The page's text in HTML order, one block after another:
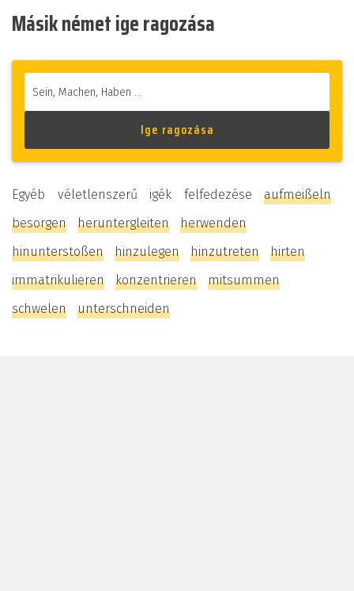
Másik német ige ragozása
Egyéb véletlenszerű igék felfedezése aufmeißeln
besorgen
heruntergleiten
herwenden
hinunterstoßen
hinzulegen hinzutreten
hirten
immatrikulieren
konzentrieren
mitsummen
schwelen
unterschneiden